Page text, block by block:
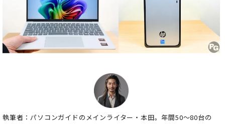
執筆者：パソコンガイドのメインライター・本田。年間50～80台の